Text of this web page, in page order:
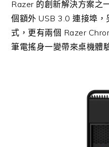
Razer 的創新解決方案之
個額外 USB 3.0 連接埠
式，更有兩個 Razer
筆電搖身一變帶來桌機體